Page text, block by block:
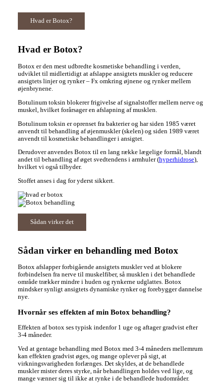
Hvad er Botox?
Hvad er Botox?
Botox er den mest udbredte kosmetiske behandling i verden,
udviklet til midlertidigt at afslappe ansigtets muskler og reducere
ansigtets linjer og rynker – Fx omkring øjnene og rynker mellem
øjenbrynene.
Botulinum toksin blokerer frigivelse af signalstoffer mellem nerve og
muskel, hvilket forårsager en afslapning af musklen.
Botulinum toksin er oprenset fra bakterier og har siden 1985 været
anvendt til behandling af øjenmuskler (skelen) og siden 1989 været
anvendt til kosmetiske behandlinger i ansigtet.
Derudover anvendes Botox til en lang række lægelige formål, blandt
andet til behandling af øget svedtendens i armhuler (hyperhidrose),
hvilket vi også tilbyder.
Stoffet anses i dag for yderst sikkert.
Sådan virker det
Sådan virker en behandling med Botox
Botox afslapper forbigående ansigtets muskler ved at blokere
forbindelsen fra nerve til muskelfiber, så musklen i det behandlede
område trækker mindre i huden og rynkerne udglattes. Botox
mindsker synligt ansigtets dynamiske rynker og forebygger dannelse
nye.
Hvornår ses effekten af min Botox behandling?
Effekten af botox ses typisk indenfor 1 uge og aftager gradvist efter
3-4 måneder.
Ved at gentage behandling med Botox med 3-4 måneders mellemrum
kan effekten gradvist øges, og mange oplever på sigt, at
virkningsvarigheden forlænges. Det skyldes, at de behandlede
muskler mister deres styrke, når behandlingen holdes ved lige, og
mange vænner sig til ikke at rynke i de behandlede hudområder.